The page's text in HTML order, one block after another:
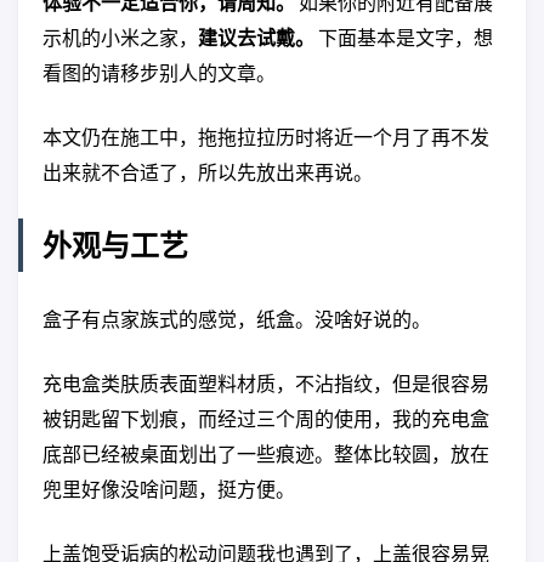
示机的小米之家， 建议去试戴。
下面基本是文字，想
看图的请移步别人的文章。
本文仍在施工中，拖拖拉拉历时将近一个月了再不发
出来就不合适了，所以先放出来再说。
外观与工艺
盒子有点家族式的感觉，纸盒。没啥好说的。
充电盒类肤质表面塑料材质，不沾指纹，但是很容易
被钥匙留下划痕，而经过三个周的使用，我的充电盒
底部已经被桌面划出了一些痕迹。整体比较圆，放在
兜里好像没啥问题，挺方便。
上盖饱受诟病的松动问题我也遇到了，上盖很容易晃